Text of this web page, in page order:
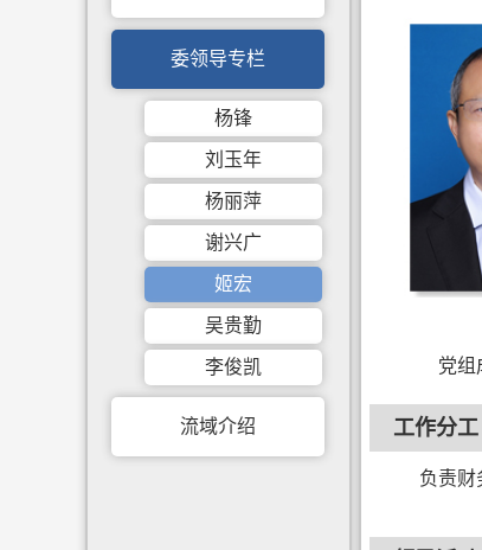
委领导专栏
杨锋
刘玉年
杨丽萍
谢兴广
姬宏
吴贵勤
李俊凯
流域介绍
党组
工作分工
负责财